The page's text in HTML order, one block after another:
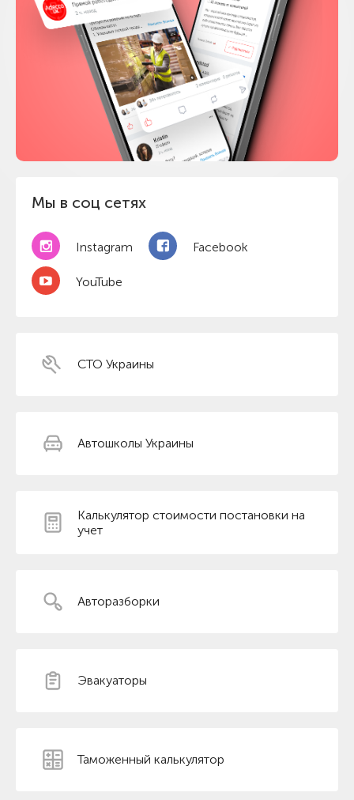
Мы в соц сетях
Instagram Facebook
YouTube
СТО Украины
Автошколы Украины
Калькулятор стоимости постановки на
учет
Авторазборки
Эвакуаторы
Таможенный калькулятор